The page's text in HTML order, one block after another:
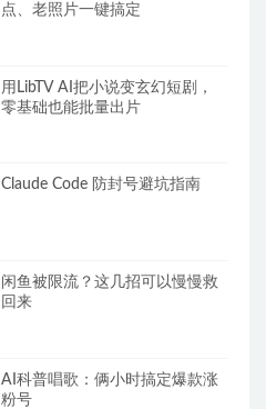
点、老照片一键搞定
用LibTV AI把小说变玄幻短剧，
零基础也能批量出片
Claude Code 防封号避坑指南
闲鱼被限流？这几招可以慢慢救
回来
AI科普唱歌：俩小时搞定爆款涨
粉号